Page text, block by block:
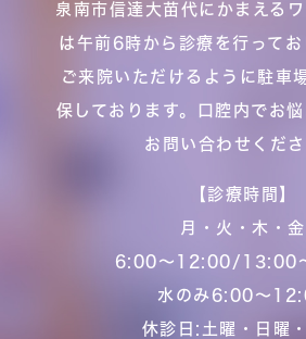
泉南市信達大苗代にかまえる
は午前6時から診療を行って
ご来院いただけるように駐車
保しております。口腔内でお
お問い合わせくださ
【診療時間】
月・火・木・金
6:00～12:00/13:00
水のみ6:00～
休診日:土曜・日曜